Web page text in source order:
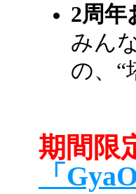
2周年
みん
の、“
期間限
「